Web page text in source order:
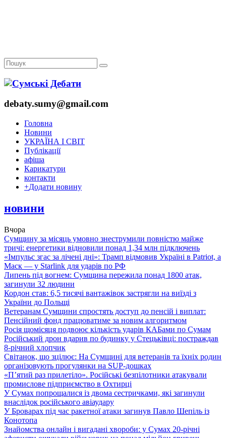
debaty.sumy@gmail.com
Головна
Новини
УКРАЇНА І СВІТ
Публікації
афіша
Карикатури
контакти
+Додати новину
новини
Вчора
Сумщину за місяць умовно знеструмили повністю майже
тричі: енергетики відновили понад 1,34 млн підключень
«Імпульс згас за лічені дні»: Трамп відмовив Україні в Patriot, а
Маск — у Starlink для ударів по РФ
Липень під вогнем: Сумщина пережила понад 1800 атак,
загинули 32 людини
Кордон став: 6,5 тисячі вантажівок застрягли на виїзді з
України до Польщі
Ветеранам Сумщини спростять доступ до пенсій і виплат:
Пенсійний фонд працюватиме за новим алгоритмом
Росія щомісяця подвоює кількість ударів КАБами по Сумам
Російський дрон вдарив по будинку у Стецьківці: постраждав
8-річний хлопчик
Світанок, що зцілює: На Сумщині для ветеранів та їхніх родин
організовують прогулянки на SUP-дошках
«П’ятий раз прилетіло». Російські безпілотники атакували
промислове підприємство в Охтирці
У Сумах попрощалися із двома сестричками, які загинули
внаслідок російського авіаудару
У Броварах під час ракетної атаки загинув Павло Шепіль із
Конотопа
Знайомства онлайн і вигадані хвороби: у Сумах 20-річні